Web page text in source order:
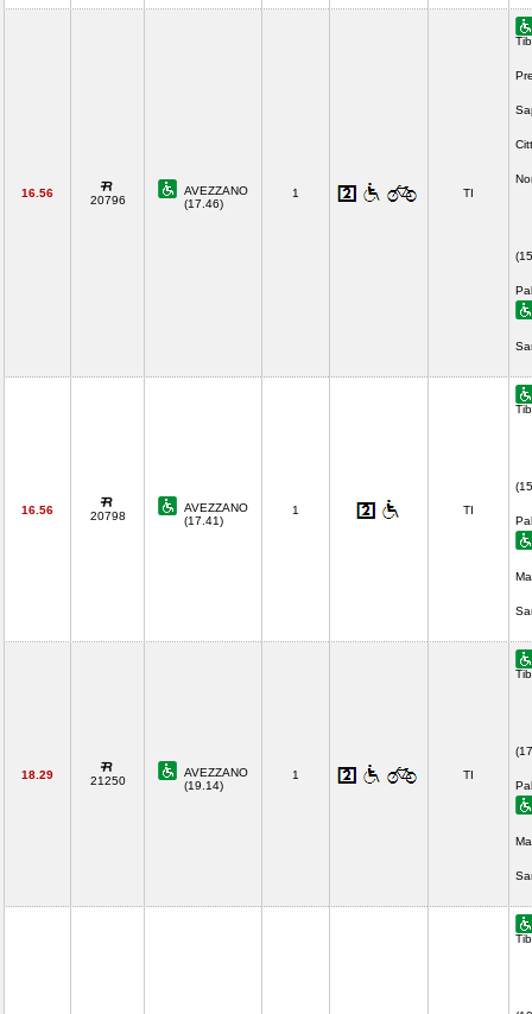
16.56
20796
AVEZZANO
(17.46)
1 TI
16.56 20798
AVEZZANO
(17.41)
1 TI
18.29 21250
AVEZZANO
(19.14)
1 TI